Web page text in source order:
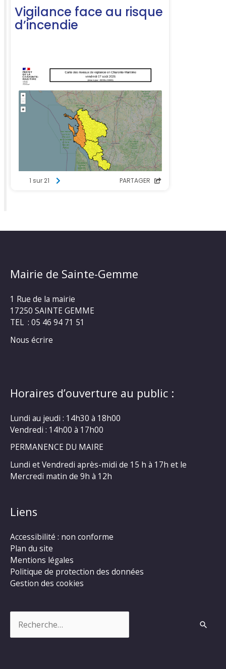
Mairie de Sainte-Gemme
1 Rue de la mairie
17250 SAINTE GEMME
TEL : 05 46 94 71 51
Nous écrire
Horaires d’ouverture au public :
Lundi au jeudi : 14h30 à 18h00
Vendredi : 14h00 à 17h00
PERMANENCE DU MAIRE
Lundi et Vendredi après-midi de 15 h à 17h et le
Mercredi matin de 9h à 12h
Liens
Accessibilité : non conforme
Plan du site
Mentions légales
Politique de protection des données
Gestion des cookies